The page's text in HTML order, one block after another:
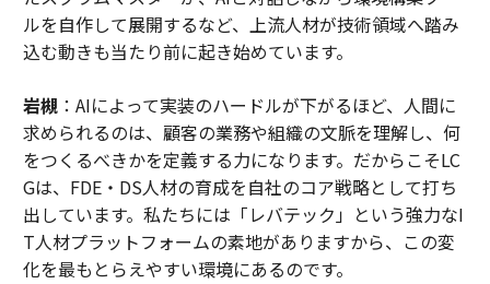
ルを自作して展開するなど、上流人材が技術領域へ踏み
込む動きも当たり前に起き始めています。
岩槻：AIによって実装のハードルが下がるほど、人間に
求められるのは、顧客の業務や組織の文脈を理解し、何
をつくるべきかを定義する力になります。だからこそLC
Gは、FDE・DS人材の育成を自社のコア戦略として打ち
出しています。私たちには「レバテック」という強力なI
T人材プラットフォームの素地がありますから、この変
化を最もとらえやすい環境にあるのです。